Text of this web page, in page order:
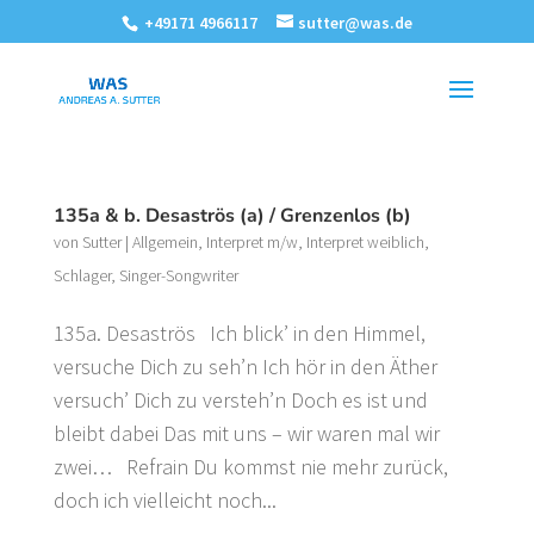
+49171 4966117 sutter@was.de
135a & b. Desaströs (a) / Grenzenlos (b)
von Sutter| Allgemein, Interpret m/w, Interpret weiblich,
Schlager, Singer-Songwriter
135a. Desaströs Ich blick’ in den Himmel,
versuche Dich zu seh’n Ich hör in den Äther
versuch’ Dich zu versteh’n Doch es ist und
bleibt dabei Das mit uns – wir waren mal wir
zwei… Refrain Du kommst nie mehr zurück,
doch ich vielleicht noch...